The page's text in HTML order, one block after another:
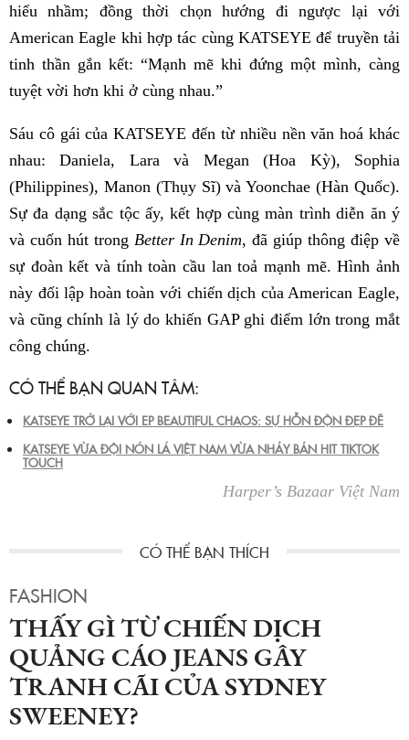
hiểu nhầm; đồng thời chọn hướng đi ngược lại với
American Eagle khi hợp tác cùng KATSEYE để truyền tải
tinh thần gắn kết: “Mạnh mẽ khi đứng một mình, càng
tuyệt vời hơn khi ở cùng nhau.”
Sáu cô gái của KATSEYE đến từ nhiều nền văn hoá khác
nhau: Daniela, Lara và Megan (Hoa Kỳ), Sophia
(Philippines), Manon (Thụy Sĩ) và Yoonchae (Hàn Quốc).
Sự đa dạng sắc tộc ấy, kết hợp cùng màn trình diễn ăn ý
và cuốn hút trong Better In Denim, đã giúp thông điệp về
sự đoàn kết và tính toàn cầu lan toả mạnh mẽ. Hình ảnh
này đối lập hoàn toàn với chiến dịch của American Eagle,
và cũng chính là lý do khiến GAP ghi điểm lớn trong mắt
công chúng.
CÓ THỂ BẠN QUAN TÂM:
KATSEYE TRỞ LẠI VỚI EP BEAUTIFUL CHAOS: SỰ HỖN ĐỘN ĐẸP ĐẼ
KATSEYE VỪA ĐỘI NÓN LÁ VIỆT NAM VỪA NHẢY BẢN HIT TIKTOK
TOUCH
Harper’s Bazaar Việt Nam
FASHION
THẤY GÌ TỪ CHIẾN DỊCH
QUẢNG CÁO JEANS GÂY
TRANH CÃI CỦA SYDNEY
SWEENEY?